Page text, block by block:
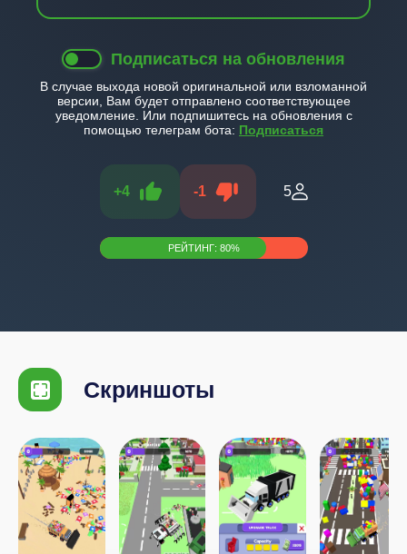
Подписаться на обновления
В случае выхода новой оригинальной или взломанной
версии, Вам будет отправлено соответствующее
уведомление. Или подпишитесь на обновления с
помощью телеграм бота: Подписаться
+4 -1 5
РЕЙТИНГ: 80%
Скриншоты